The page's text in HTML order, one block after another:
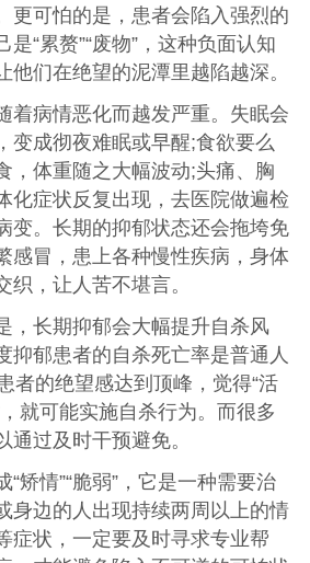
更可怕的是，患者会陷入强烈的
“累赘”“废物”，这种负面认知
他们在绝望的泥潭里越陷越深。
着病情恶化而越发严重。失眠会
变成彻夜难眠或早醒;食欲要么
，体重随之大幅波动;头痛、胸
化症状反复出现，去医院做遍检
变。长期的抑郁状态还会拖垮免
感冒，患上各种慢性疾病，身体
织，让人苦不堪言。
，长期抑郁会大幅提升自杀风
抑郁患者的自杀死亡率是普通人
者的绝望感达到顶峰，觉得“活
就可能实施自杀行为。而很多
通过及时干预避免。
“矫情”“脆弱”，它是一种需要治
身边的人出现持续两周以上的情
症状，一定要及时寻求专业帮